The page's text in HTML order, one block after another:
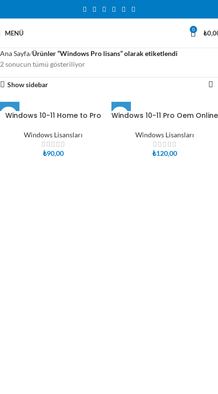
MENÜ 0 ₺
Ana Sayfa Ürünler “Windows Pro lisans” olarak etiketlendi
2 sonucun tümü gösteriliyor
Show sidebar
Windows 10-11 Home to Pro
Windows Lisansları
₺90,00
Windows 10-11 Pro Oem Online
Windows Lisansları
₺120,00